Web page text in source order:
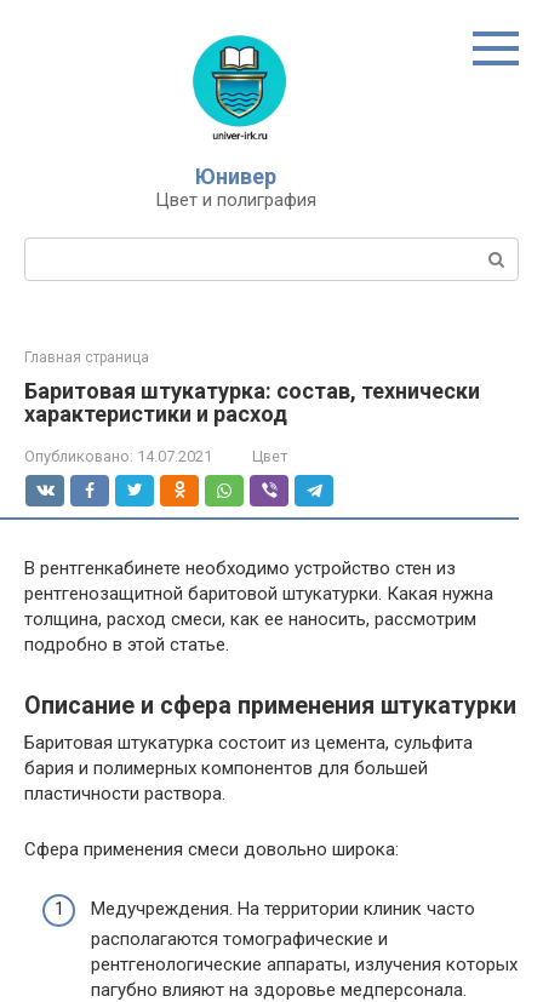
Юнивер
Цвет и полиграфия
Главная страница
Баритовая штукатурка: состав, технически
характеристики и расход
Опубликовано: 14.07.2021 Цвет
В рентгенкабинете необходимо устройство стен из
рентгенозащитной баритовой штукатурки. Какая нужна
толщина, расход смеси, как ее наносить, рассмотрим
подробно в этой статье.
Описание и сфера применения штукатурки
Баритовая штукатурка состоит из цемента, сульфита
бария и полимерных компонентов для большей
пластичности раствора.
Сфера применения смеси довольно широка:
Медучреждения. На территории клиник часто
располагаются томографические и
рентгенологические аппараты, излучения которых
пагубно влияют на здоровье медперсонала.